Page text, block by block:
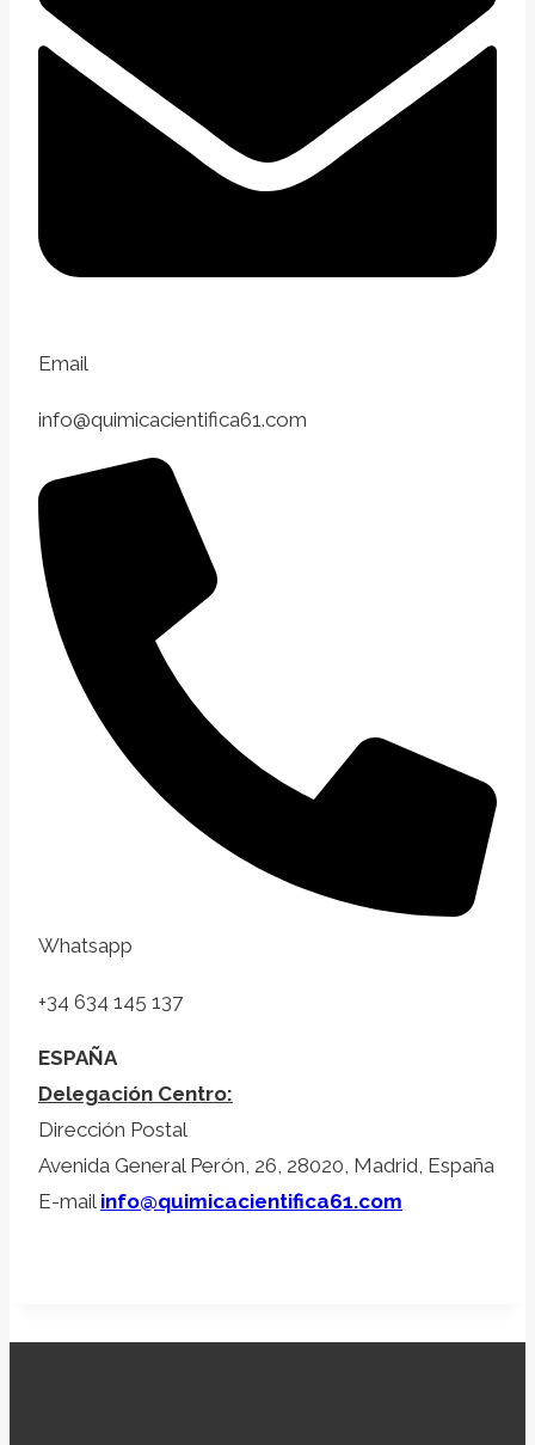
Email
info@quimicacientifica61.com
Whatsapp
+34 634 145 137
ESPAÑA
Delegación Centro:
Dirección Postal
Avenida General Perón, 26, 28020, Madrid, España
E-mail info@quimicacientifica61.com